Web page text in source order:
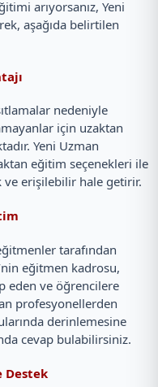
arıyorsanız, Yeni
aşağıda belirtilen
nedeniyle
için uzaktan
Yeni Uzman
eğitim seçenekleri ile
ve erişilebilir hale getirir.
tarafından
eğitmen kadrosu,
eden ve öğrencilere
profesyonellerden
derinlemesine
cevap bulabilirsiniz.
Destek